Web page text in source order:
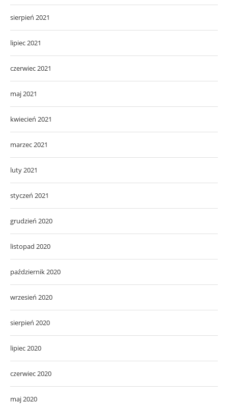
sierpień 2021
lipiec 2021
czerwiec 2021
maj 2021
kwiecień 2021
marzec 2021
luty 2021
styczeń 2021
grudzień 2020
listopad 2020
październik 2020
wrzesień 2020
sierpień 2020
lipiec 2020
czerwiec 2020
maj 2020